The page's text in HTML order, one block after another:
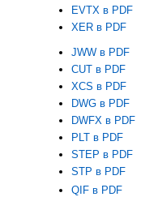
EVTX в PDF
XER в PDF
JWW в PDF
CUT в PDF
XCS в PDF
DWG в PDF
DWFX в PDF
PLT в PDF
STEP в PDF
STP в PDF
QIF в PDF